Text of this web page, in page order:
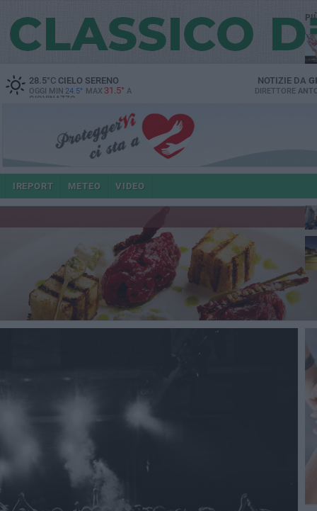
28.5°CCIELO SERENO
OGGI MIN 24.5° MAX 31.5° A
GIOVINAZZO
NOTIZIE DA
DIRETTORE
IREPORT METEO VIDEO